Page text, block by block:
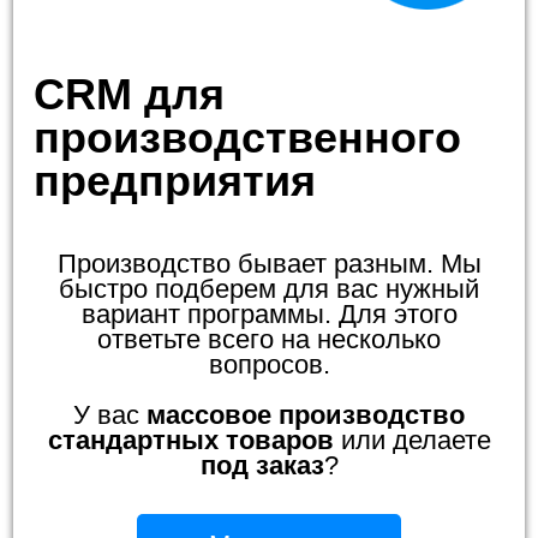
CRM для
производственного
предприятия
Производство бывает разным. Мы
быстро подберем для вас нужный
вариант программы. Для этого
ответьте всего на несколько
вопросов.
У вас массовое производство
стандартных товаров или делаете
под заказ?